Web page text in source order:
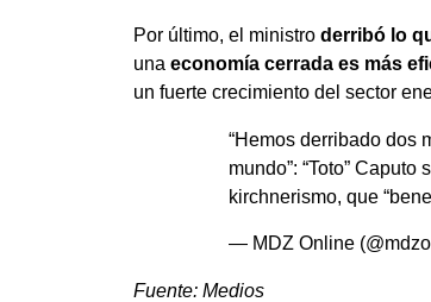
Por último, el ministro derribó lo
una economía cerrada es más
un fuerte crecimiento del sector
“Hemos derribado dos
mundo”: “Toto”
kirchnerismo, que
— MDZ Online
Fuente: Medios